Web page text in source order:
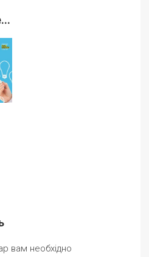
вам необхідно